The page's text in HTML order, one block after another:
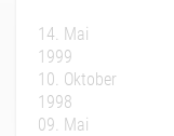
14. Mai
1999
10. Oktober
1998
09. Mai